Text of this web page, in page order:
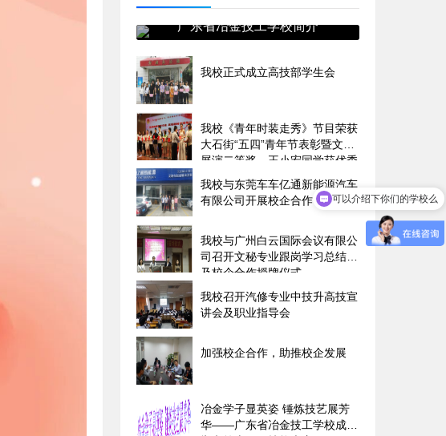
广东省冶金技工学校简介
我校正式成立高技部学生会
我校《青年时装走秀》节目荣获
大石街“五四”青年节表彰暨文艺
展演二等奖、王小宏同学获优秀
志愿者称号
我校与东莞车车亿通新能源汽车
有限公司开展校企合作
我校与广州白云国际会议有限公
司召开文秘专业跟岗学习总结会
及校企合作授牌仪式
我校召开汽修专业中技升高技宣
讲会及职业指导会
加强校企合作，助推校企发展
冶金学子显英姿 锤炼技艺展芳
华――广东省冶金技工学校成功
可以介绍下你们的学校么
你们是怎么收费的呢